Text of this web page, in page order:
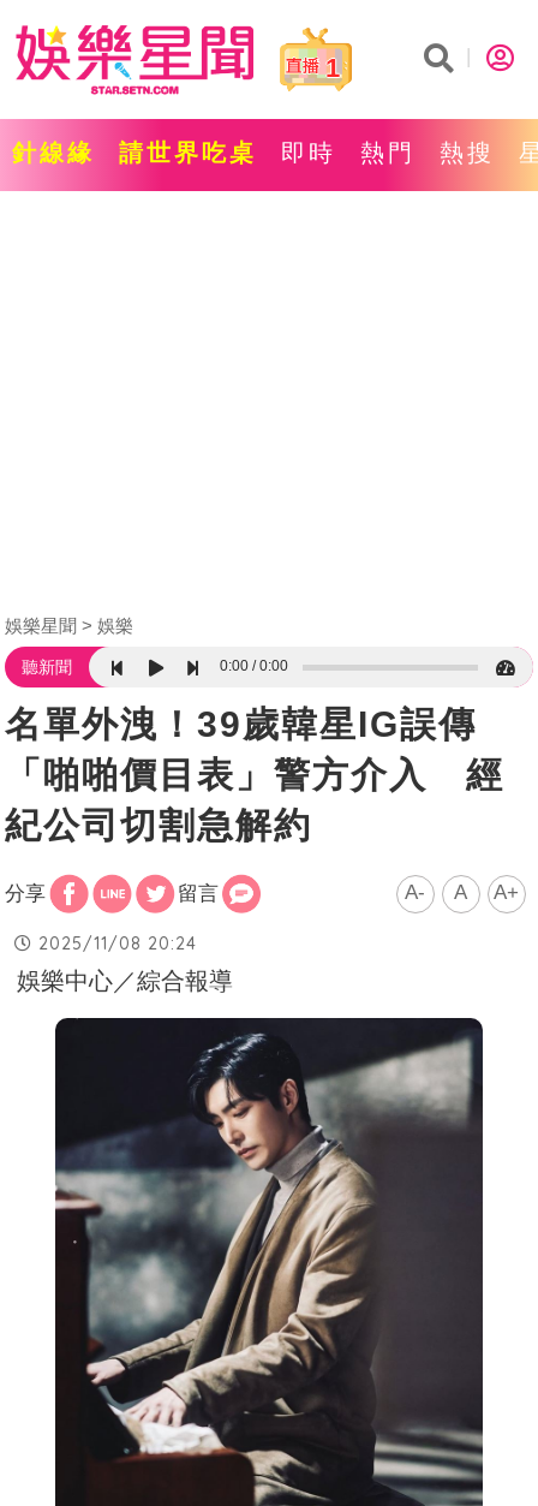
1
針線緣 請世界吃桌 即時 熱門 熱搜
娛樂星聞 娛樂
聽新聞 0:00 0:00
名單外洩！39歲韓星IG誤傳
「啪啪價目表」警方介入 經
紀公司切割急解約
分享 留言 A- A A+
2025/11/08 20:24
娛樂中心／綜合報導